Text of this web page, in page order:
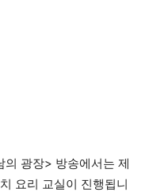
광장> 방송에서는 제
요리 교실이 진행됩니